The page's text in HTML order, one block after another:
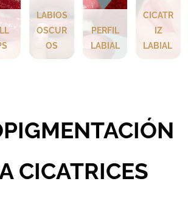
LABIOS
OSCUR
OS
PERFIL
LABIAL
CICATR
IZ
LABIAL
CICATRICES